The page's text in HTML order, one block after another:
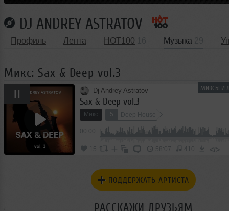
DJ ANDREY ASTRATOV
Профиль Лента HOT100 Музыка
Микс: Sax & Deep vol.3
МИКСЫ И
11 Dj Andrey Astratov
Sax & Deep vol.3
Микс 5 Deep House
15 58:07 </>
ПОДДЕРЖАТЬ АРТИСТА
РАССКАЖИ ДРУЗЬЯМ